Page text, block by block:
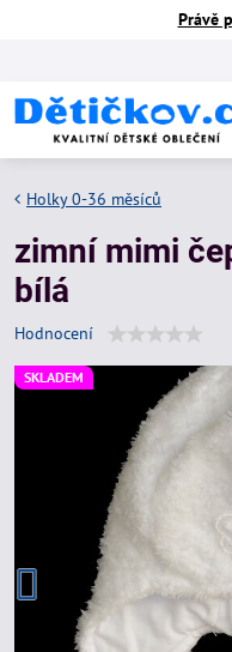
Právě
SKLADEM
Holky 0-36 měsíců
zimní mimi
bílá
Hodnocení